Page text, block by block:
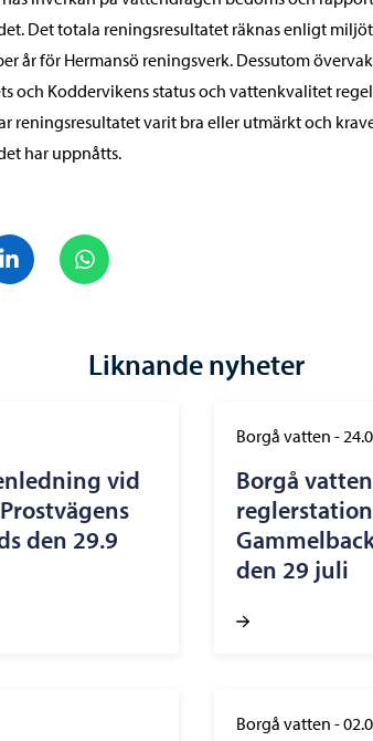
Det totala reningsresultatet räknas enligt
år för Hermansö reningsverk. Dessutom
och Koddervikens status och vattenkvalitet
reningsresultatet varit bra eller utmärkt och
har uppnåtts.
Facebook
Dela på LinkedIn
Liknande nyheter
vid
den 29.9
Borgå vatten -
Borgå
den 29 juli
Borgå vatten -